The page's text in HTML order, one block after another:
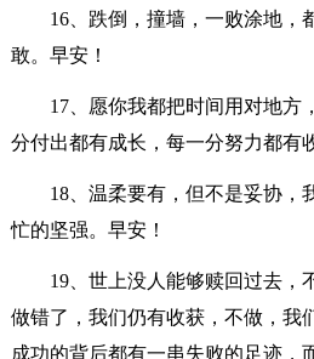
16、跌倒，撞墙，一败涂地，
敢。早安！
17、愿你我都把时间用对地方
分付出都有成长，每一分努力都有
18、温柔要有，但不是妥协，
忙的坚强。早安！
19、世上没人能够赎回过去，
做错了，我们仍有收获，不做，我
成功的背后都有一串失败的足迹，